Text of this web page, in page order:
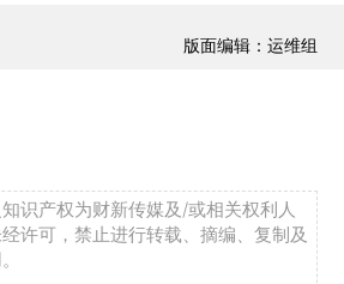
版面编辑：运维组
识产权为财新传媒及/或相关权利人
许可，禁止进行转载、摘编、复制及